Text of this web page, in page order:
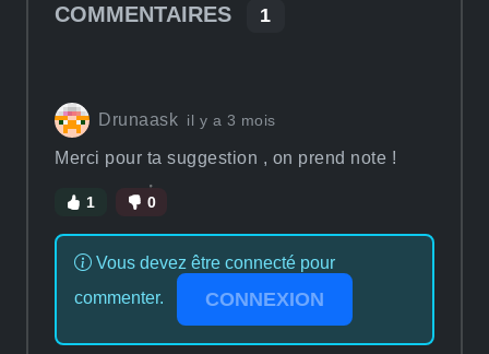
COMMENTAIRES 1
Drunaask il y a 3 mois
Merci pour ta suggestion , on prend note !
1 0
Vous devez être connecté pour
commenter.
CONNEXION